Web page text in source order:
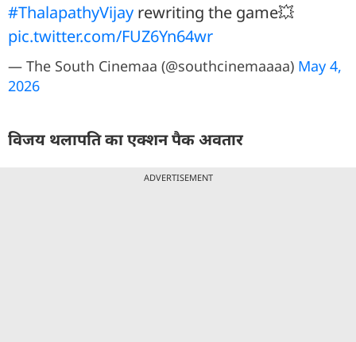
#ThalapathyVijay rewriting the game💥
pic.twitter.com/FUZ6Yn64wr
— The South Cinemaa (@southcinemaaaa) May 4,
2026
विजय थलापति का एक्शन पैक अवतार
ADVERTISEMENT